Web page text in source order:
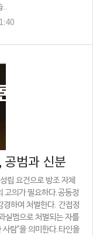
..
범과 신분
립 요건으로 방조 자체
고의가 필요하다.공동정
경하여 처벌한다. 간접정
실범으로 처벌되는 자를
사람"을 의미한다.타인을